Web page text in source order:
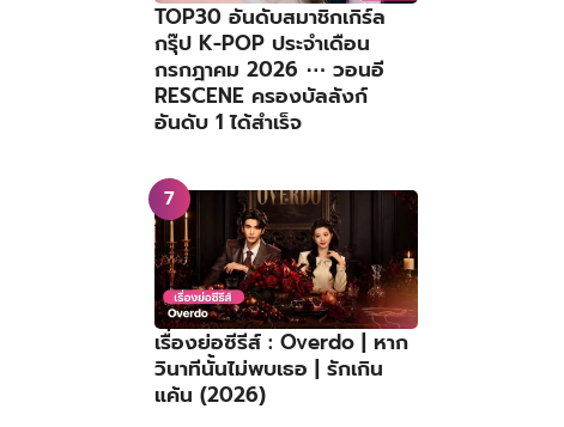
TOP30 อันดับสมาชิกเกิร์ล
กรุ๊ป K-POP ประจำเดือน
กรกฎาคม 2026 ⋯ วอนอี
RESCENE ครองบัลลังก์
อันดับ 1 ได้สำเร็จ
เรื่องย่อซีรีส์ : Overdo | หาก
วินาทีนั้นไม่พบเธอ | รักเกิน
แค้น (2026)